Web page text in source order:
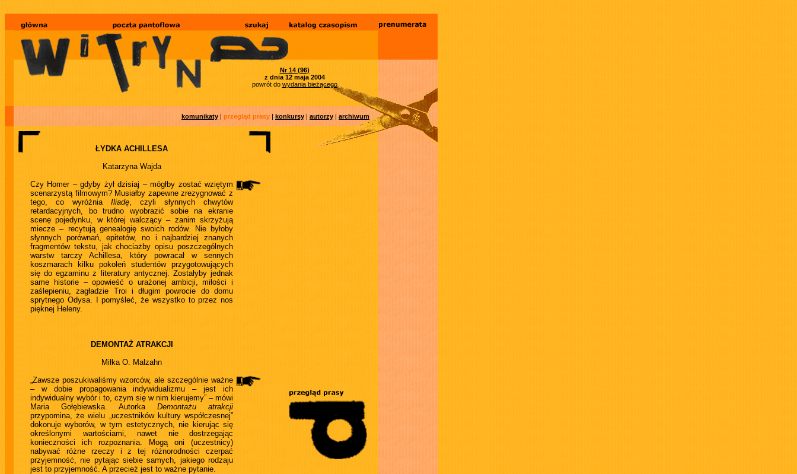
Nr 14 (96)
z dnia 12 maja 2004
powrót do wydania bieżącego
komunikaty | przegląd prasy | konkursy | autorzy | archiwum
ŁYDKA ACHILLESA
Katarzyna Wajda
Czy Homer – gdyby żył dzisiaj – mógłby zostać wziętym
scenarzystą filmowym? Musiałby zapewne zrezygnować z
tego, co wyróżnia Iliadę, czyli słynnych chwytów
retardacyjnych, bo trudno wyobrazić sobie na ekranie
scenę pojedynku, w której walczący – zanim skrzyżują
miecze – recytują genealogię swoich rodów. Nie byłoby
słynnych porównań, epitetów, no i najbardziej znanych
fragmentów tekstu, jak chociażby opisu poszczególnych
warstw tarczy Achillesa, który powracał w sennych
koszmarach kilku pokoleń studentów przygotowujących
się do egzaminu z literatury antycznej. Zostałyby jednak
same historie – opowieść o urażonej ambicji, miłości i
zaślepieniu, zagładzie Troi i długim powrocie do domu
sprytnego Odysa. I pomyśleć, że wszystko to przez nos
pięknej Heleny.
DEMONTAŻ ATRAKCJI
Miłka O. Malzahn
„Zawsze poszukiwaliśmy wzorców, ale szczególnie ważne
– w dobie propagowania indywidualizmu – jest ich
indywidualny wybór i to, czym się w nim kierujemy” – mówi
Maria Gołębiewska. Autorka Demontażu atrakcji
przypomina, że wielu „uczestników kultury współczesnej”
dokonuje wyborów, w tym estetycznych, nie kierując się
określonymi wartościami, nawet nie dostrzegając
konieczności ich rozpoznania. Mogą oni (uczestnicy)
nabywać różne rzeczy i z tej różnorodności czerpać
przyjemność, nie pytając siebie samych, jakiego rodzaju
jest to przyjemność. A przecież jest to ważne pytanie.